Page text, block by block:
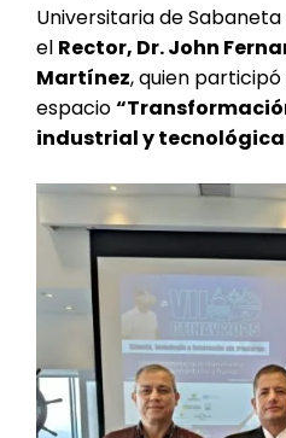
Universitaria de
el Rector, Dr. John
Martínez, quien
espacio
industrial y tecnológica